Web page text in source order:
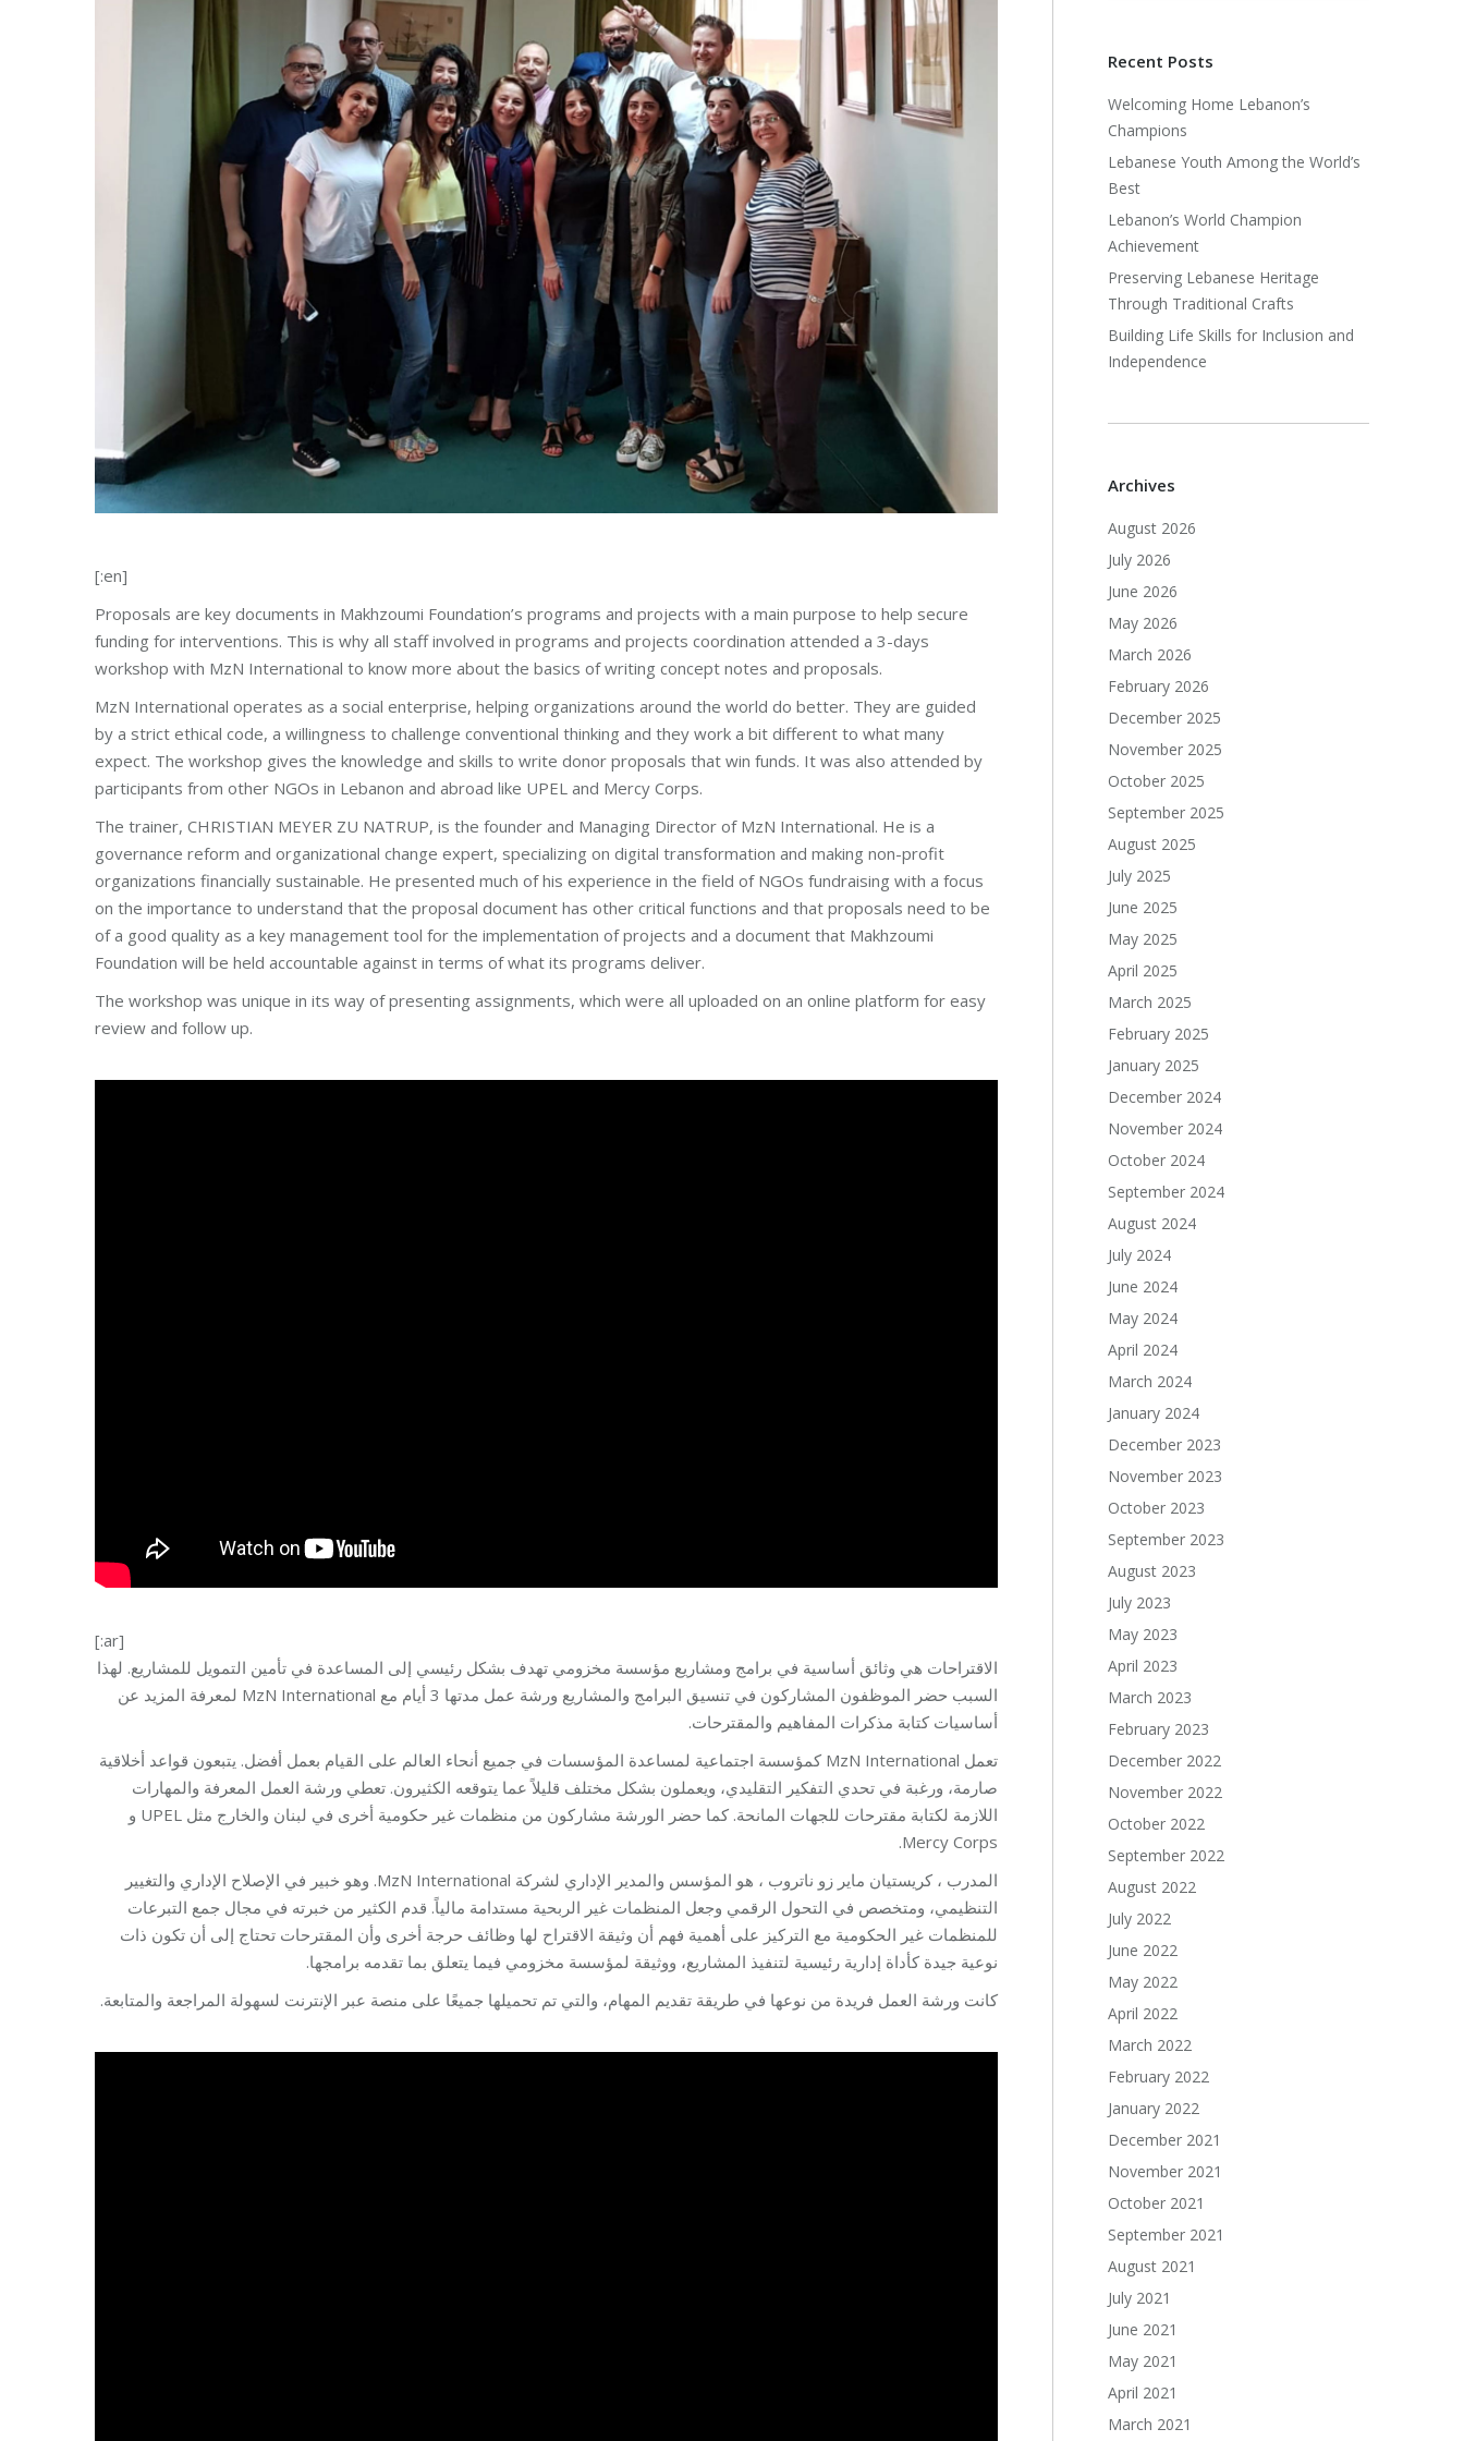
[:en]
Proposals are key documents in Makhzoumi Foundation’s programs and projects with a main purpose to help secure
funding for interventions. This is why all staff involved in programs and projects coordination attended a 3-days
workshop with MzN International to know more about the basics of writing concept notes and proposals.
MzN International operates as a social enterprise, helping organizations around the world do better. They are guided
by a strict ethical code, a willingness to challenge conventional thinking and they work a bit different to what many
expect. The workshop gives the knowledge and skills to write donor proposals that win funds. It was also attended by
participants from other NGOs in Lebanon and abroad like UPEL and Mercy Corps.
The trainer, CHRISTIAN MEYER ZU NATRUP, is the founder and Managing Director of MzN International. He is a
governance reform and organizational change expert, specializing on digital transformation and making non-profit
organizations financially sustainable. He presented much of his experience in the field of NGOs fundraising with a focus
on the importance to understand that the proposal document has other critical functions and that proposals need to be
of a good quality as a key management tool for the implementation of projects and a document that Makhzoumi
Foundation will be held accountable against in terms of what its programs deliver.
The workshop was unique in its way of presenting assignments, which were all uploaded on an online platform for easy
review and follow up.
[:ar]
الاقتراحات هي وثائق أساسية في برامج ومشاريع مؤسسة مخزومي تهدف بشكل رئيسي إلى المساعدة في تأمين التمويل للمشاريع. لهذا
السبب حضر الموظفون المشاركون في تنسيق البرامج والمشاريع ورشة عمل مدتها 3 أيام مع MzN International لمعرفة المزيد عن
أساسيات كتابة مذكرات المفاهيم والمقترحات.
تعمل MzN International كمؤسسة اجتماعية لمساعدة المؤسسات في جميع أنحاء العالم على القيام بعمل أفضل. يتبعون قواعد أخلاقية
صارمة، ورغبة في تحدي التفكير التقليدي، ويعملون بشكل مختلف قليلاً عما يتوقعه الكثيرون. تعطي ورشة العمل المعرفة والمهارات
اللازمة لكتابة مقترحات للجهات المانحة. كما حضر الورشة مشاركون من منظمات غير حكومية أخرى في لبنان والخارج مثل UPEL و
Mercy Corps.
المدرب ، كريستيان ماير زو ناتروب ، هو المؤسس والمدير الإداري لشركة MzN International. وهو خبير في الإصلاح الإداري والتغيير
التنظيمي، ومتخصص في التحول الرقمي وجعل المنظمات غير الربحية مستدامة مالياً. قدم الكثير من خبرته في مجال جمع التبرعات
للمنظمات غير الحكومية مع التركيز على أهمية فهم أن وثيقة الاقتراح لها وظائف حرجة أخرى وأن المقترحات تحتاج إلى أن تكون ذات
نوعية جيدة كأداة إدارية رئيسية لتنفيذ المشاريع، ووثيقة لمؤسسة مخزومي فيما يتعلق بما تقدمه برامجها.
كانت ورشة العمل فريدة من نوعها في طريقة تقديم المهام، والتي تم تحميلها جميعًا على منصة عبر الإنترنت لسهولة المراجعة والمتابعة.
Recent Posts
Welcoming Home Lebanon’s
Champions
Lebanese Youth Among the World’s
Best
Lebanon’s World Champion
Achievement
Preserving Lebanese Heritage
Through Traditional Crafts
Building Life Skills for Inclusion and
Independence
Archives
August 2026
July 2026
June 2026
May 2026
March 2026
February 2026
December 2025
November 2025
October 2025
September 2025
August 2025
July 2025
June 2025
May 2025
April 2025
March 2025
February 2025
January 2025
December 2024
November 2024
October 2024
September 2024
August 2024
July 2024
June 2024
May 2024
April 2024
March 2024
January 2024
December 2023
November 2023
October 2023
September 2023
August 2023
July 2023
May 2023
April 2023
March 2023
February 2023
December 2022
November 2022
October 2022
September 2022
August 2022
July 2022
June 2022
May 2022
April 2022
March 2022
February 2022
January 2022
December 2021
November 2021
October 2021
September 2021
August 2021
July 2021
June 2021
May 2021
April 2021
March 2021